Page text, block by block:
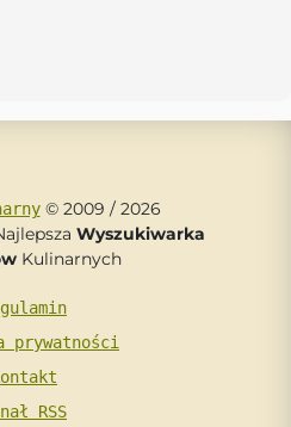
© 2009 / 2026
Wyszukiwarka
Kulinarnych
prywatności
RSS